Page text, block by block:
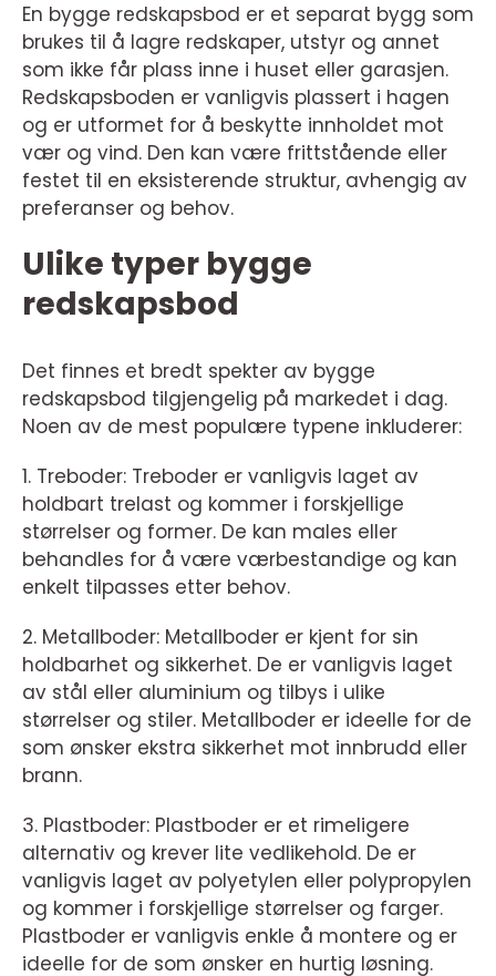
En bygge redskapsbod er et separat bygg som
brukes til å lagre redskaper, utstyr og annet
som ikke får plass inne i huset eller garasjen.
Redskapsboden er vanligvis plassert i hagen
og er utformet for å beskytte innholdet mot
vær og vind. Den kan være frittstående eller
festet til en eksisterende struktur, avhengig av
preferanser og behov.
Ulike typer bygge
redskapsbod
Det finnes et bredt spekter av bygge
redskapsbod tilgjengelig på markedet i dag.
Noen av de mest populære typene inkluderer:
1. Treboder: Treboder er vanligvis laget av
holdbart trelast og kommer i forskjellige
størrelser og former. De kan males eller
behandles for å være værbestandige og kan
enkelt tilpasses etter behov.
2. Metallboder: Metallboder er kjent for sin
holdbarhet og sikkerhet. De er vanligvis laget
av stål eller aluminium og tilbys i ulike
størrelser og stiler. Metallboder er ideelle for de
som ønsker ekstra sikkerhet mot innbrudd eller
brann.
3. Plastboder: Plastboder er et rimeligere
alternativ og krever lite vedlikehold. De er
vanligvis laget av polyetylen eller polypropylen
og kommer i forskjellige størrelser og farger.
Plastboder er vanligvis enkle å montere og er
ideelle for de som ønsker en hurtig løsning.